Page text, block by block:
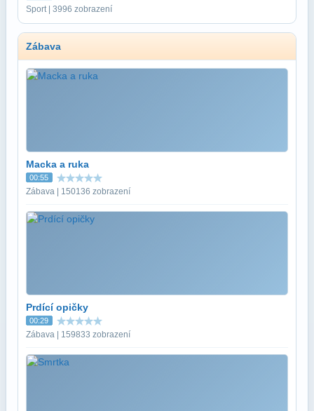
Sport | 3996 zobrazení
Zábava
Macka a ruka
00:55
Zábava | 150136 zobrazení
Prdící opičky
00:29
Zábava | 159833 zobrazení